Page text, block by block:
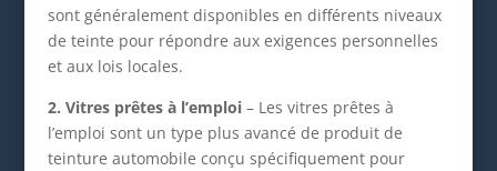
sont généralement disponibles en différents niveaux
de teinte pour répondre aux exigences personnelles
et aux lois locales.
2. Vitres prêtes à l’emploi– Les vitres prêtes à
l’emploi sont un type plus avancé de produit de
teinture automobile conçu spécifiquement pour